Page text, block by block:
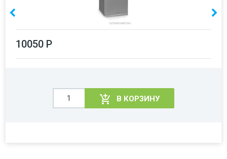
10050 Р
В КОРЗИНУ